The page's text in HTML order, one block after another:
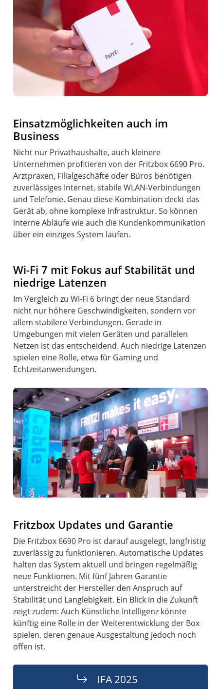
Einsatzmöglichkeiten auch im
Business
Nicht nur Privathaushalte, auch kleinere
Unternehmen profitieren von der Fritzbox 6690 Pro.
Arztpraxen, Filialgeschäfte oder Büros benötigen
zuverlässiges Internet, stabile WLAN-Verbindungen
und Telefonie. Genau diese Kombination deckt das
Gerät ab, ohne komplexe Infrastruktur. So können
interne Abläufe wie auch die Kundenkommunikation
über ein einziges System laufen.
Wi-Fi 7 mit Fokus auf Stabilität und
niedrige Latenzen
Im Vergleich zu Wi-Fi 6 bringt der neue Standard
nicht nur höhere Geschwindigkeiten, sondern vor
allem stabilere Verbindungen. Gerade in
Umgebungen mit vielen Geräten und parallelen
Netzen ist das entscheidend. Auch niedrige Latenzen
spielen eine Rolle, etwa für Gaming und
Echtzeitanwendungen.
Fritzbox Updates und Garantie
Die Fritzbox 6690 Pro ist darauf ausgelegt, langfristig
zuverlässig zu funktionieren. Automatische Updates
halten das System aktuell und bringen regelmäßig
neue Funktionen. Mit fünf Jahren Garantie
unterstreicht der Hersteller den Anspruch auf
Stabilität und Langlebigkeit. Ein Blick in die Zukunft
zeigt zudem: Auch Künstliche Intelligenz könnte
künftig eine Rolle in der Weiterentwicklung der Box
spielen, deren genaue Ausgestaltung jedoch noch
offen ist.
IFA 2025